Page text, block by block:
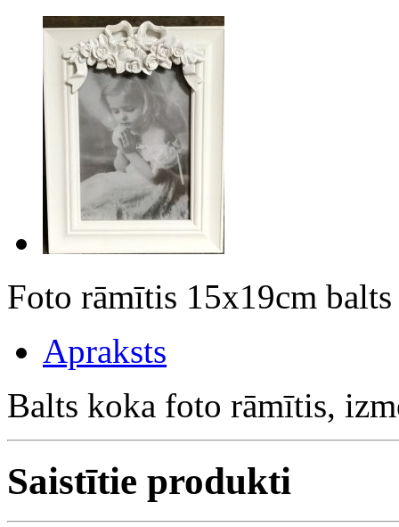
Foto rāmītis 15x19cm
Apraksts
Balts koka foto rāmītis,
Saistītie produkti